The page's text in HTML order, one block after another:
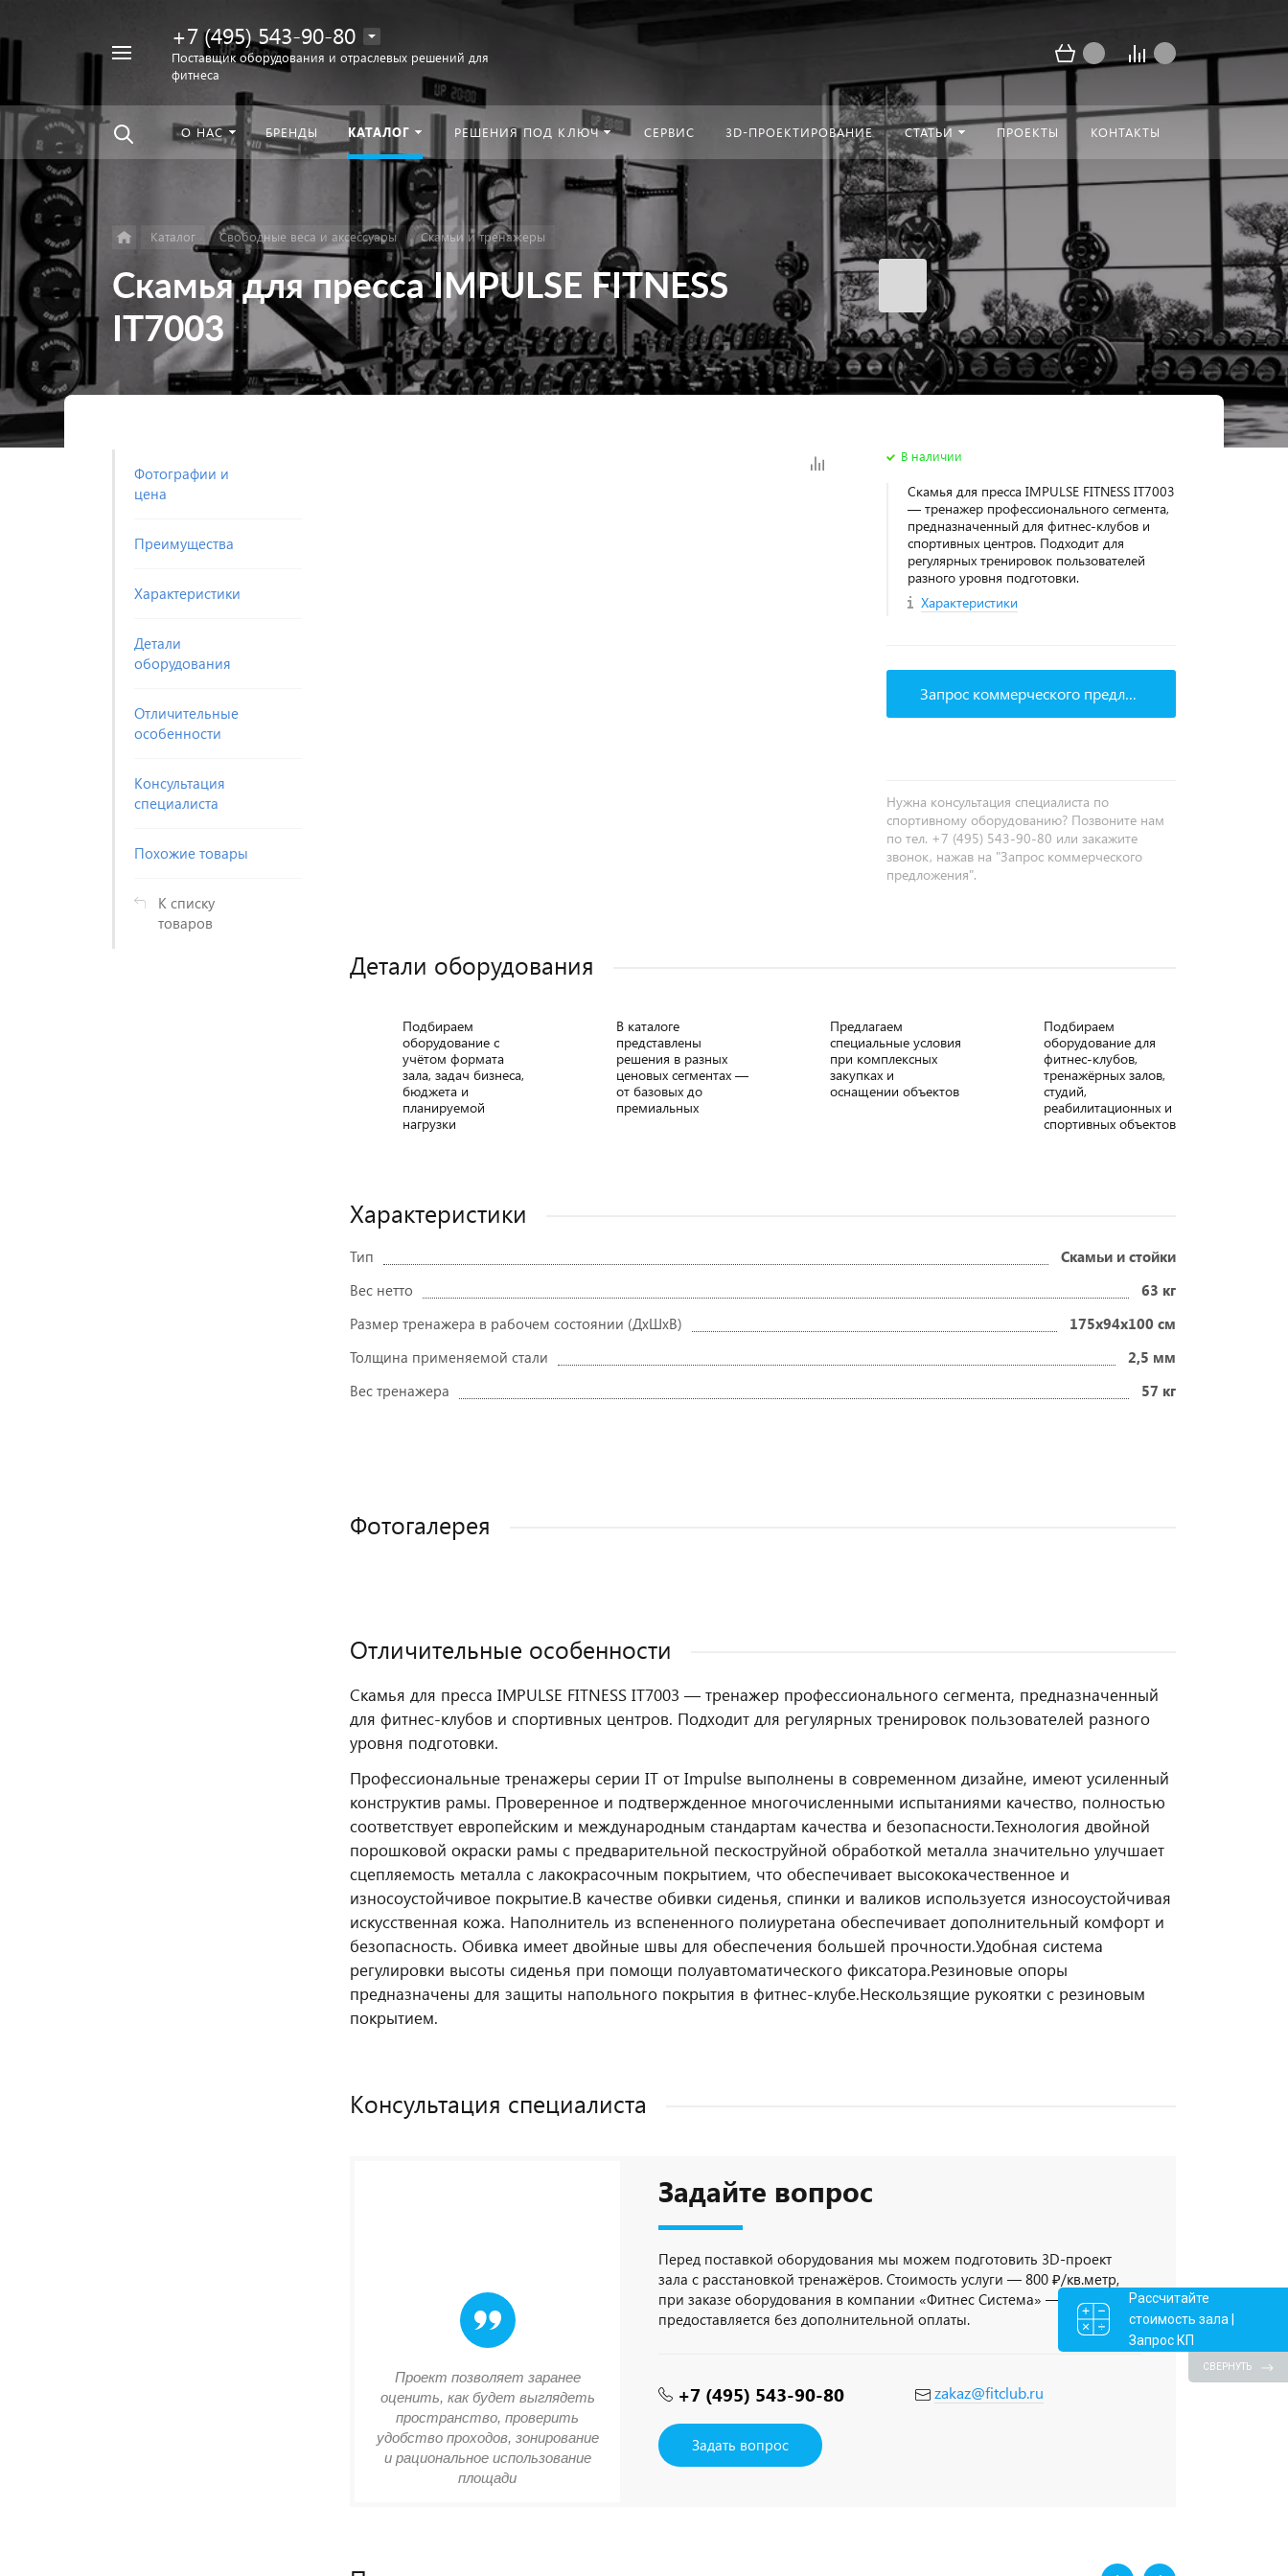
+7 (495) 543-90-80
Поставщик оборудования и отраслевых решений для
фитнеса
О НАС БРЕНДЫ КАТАЛОГ РЕШЕНИЯ ПОД КЛЮЧ СЕРВИС 3D-ПРОЕКТИРОВАНИЕ СТАТЬИ ПРОЕКТЫ КОНТАКТЫ
Каталог Свободные веса и аксессуары Скамьи и тренажеры
Скамья для пресса IMPULSE FITNESS
IT7003
Фотографии и
цена
Преимущества
Характеристики
Детали
оборудования
Отличительные
особенности
Консультация
специалиста
Похожие товары
К списку
товаров
В наличии
Скамья для пресса IMPULSE FITNESS IT7003
— тренажер профессионального сегмента,
предназначенный для фитнес‑клубов и
спортивных центров. Подходит для
регулярных тренировок пользователей
разного уровня подготовки.
Характеристики
Запрос коммерческого предложения
Нужна консультация специалиста по
спортивному оборудованию? Позвоните нам
по тел. +7 (495) 543-90-80 или закажите
звонок, нажав на "Запрос коммерческого
предложения".
Детали оборудования
Подбираем
оборудование с
учётом формата
зала, задач бизнеса,
бюджета и
планируемой
нагрузки
В каталоге
представлены
решения в разных
ценовых сегментах —
от базовых до
премиальных
Предлагаем
специальные условия
при комплексных
закупках и
оснащении объектов
Подбираем
оборудование для
фитнес-клубов,
тренажёрных залов,
студий,
реабилитационных и
спортивных объектов
Характеристики
Тип
Скамьи и стойки
Вес нетто
63 кг
Размер тренажера в рабочем состоянии (ДxШxВ)
175х94х100 см
Толщина применяемой стали
2,5 мм
Вес тренажера
57 кг
Фотогалерея
Отличительные особенности
Скамья для пресса IMPULSE FITNESS IT7003 — тренажер профессионального сегмента, предназначенный
для фитнес‑клубов и спортивных центров. Подходит для регулярных тренировок пользователей разного
уровня подготовки.
Профессиональные тренажеры серии IT от Impulse выполнены в современном дизайне, имеют усиленный
конструктив рамы. Проверенное и подтвержденное многочисленными испытаниями качество, полностью
соответствует европейским и международным стандартам качества и безопасности.Технология двойной
порошковой окраски рамы с предварительной пескоструйной обработкой металла значительно улучшает
сцепляемость металла с лакокрасочным покрытием, что обеспечивает высококачественное и
износоустойчивое покрытие.В качестве обивки сиденья, спинки и валиков используется износоустойчивая
искусственная кожа. Наполнитель из вспененного полиуретана обеспечивает дополнительный комфорт и
безопасность. Обивка имеет двойные швы для обеспечения большей прочности.Удобная система
регулировки высоты сиденья при помощи полуавтоматического фиксатора.Резиновые опоры
предназначены для защиты напольного покрытия в фитнес-клубе.Нескользящие рукоятки с резиновым
покрытием.
Консультация специалиста
Задайте вопрос
Перед поставкой оборудования мы можем подготовить 3D-проект
зала с расстановкой тренажёров. Стоимость услуги — 800 ₽/кв.метр,
при заказе оборудования в компании «Фитнес Система» — 3D-проект
предоставляется без дополнительной оплаты.
+7 (495) 543-90-80 zakaz@fitclub.ru
Задать вопрос
Проект позволяет заранее
оценить, как будет выглядеть
пространство, проверить
удобство проходов, зонирование
и рациональное использование
площади
Рассчитайте
стоимость зала |
Запрос КП
СВЕРНУТЬ